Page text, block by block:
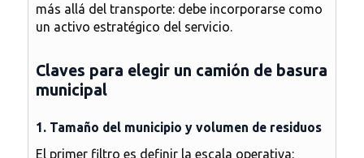
más allá del transporte: debe incorporarse como
un activo estratégico del servicio.
Claves para elegir un camión de basura
municipal
1. Tamaño del municipio y volumen de residuos
El primer filtro es definir la escala operativa: